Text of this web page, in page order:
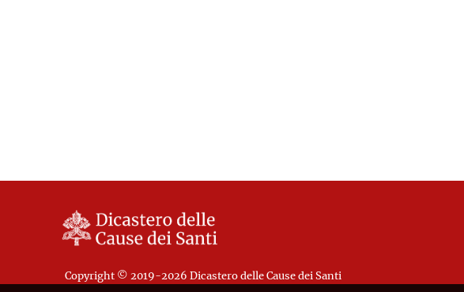
Copyright © 2019-2026 Dicastero delle Cause dei Santi